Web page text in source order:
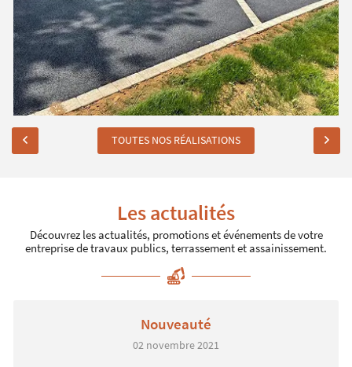
TOUTES NOS RÉALISATIONS
Les actualités
Découvrez les actualités, promotions et événements de votre
entreprise de travaux publics, terrassement et assainissement.
Nouveauté
02 novembre 2021